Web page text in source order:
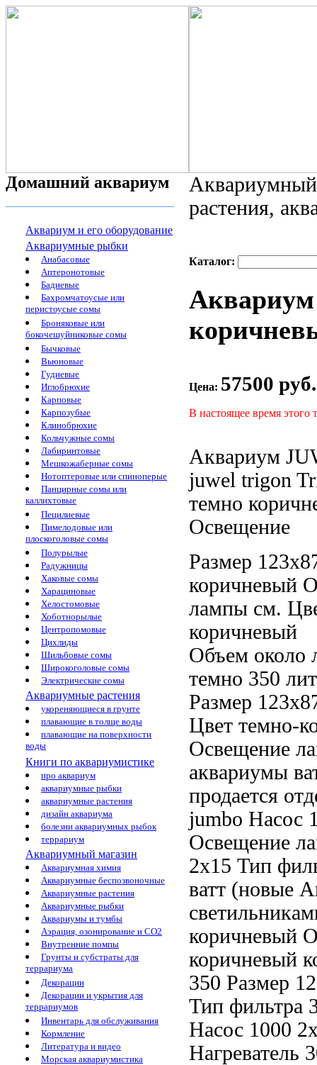
Домашний аквариум
Аквариум и его оборудование
Аквариумные рыбки
Анабасовые
Аптеронотовые
Бадиевые
Бахромчатоусые или
перистоусые сомы
Броняковые или
бокочешуйниковые сомы
Бычковые
Вьюновые
Гудиевые
Иглобрюхие
Карповые
Карпозубые
Клинобрюхие
Кольчужные сомы
Лабиринтовые
Мешкожаберные сомы
Нотоптеровые или спиноперые
Панцирные сомы или
каллихтовые
Пецилиевые
Пимелодовые или
плоскоголовые сомы
Полурылые
Радужницы
Хаковые сомы
Харациновые
Хелостомовые
Хоботнорылые
Центропомовые
Цихлиды
Шильбовые сомы
Широкоголовые сомы
Электрические сомы
Аквариумные растения
укореняющиеся в грунте
плавающие в толще воды
плавающие на поверхности
воды
Книги по аквариумистике
про аквариум
аквариумные рыбки
аквариумные растения
дизайн аквариума
болезни аквариумных рыбок
террариум
Аквариумный магазин
Аквариумная химия
Аквариумные беспозвоночные
Аквариумные растения
Аквариумные рыбки
Аквариумы и тумбы
Аэрация, озонирование и CO2
Внутренние помпы
Грунты и субстраты для
террариума
Декорации
Декорации и укрытия для
террариумов
Инвентарь для обслуживания
Кормление
Литература и видео
Морская аквариумистика
растения,
Каталог:
Аквариум
Цена: 57500 руб.
В настоящее время этого
Аквариум
juwel trigon
темно
Освещение
Размер
коричневый
лампы см.
коричневый
Объем около
темно 350
Размер
Цвет темно-
Освещение
аквариумы
продается
jumbo Насос
Освещение
2х15 Тип
ватт (новые
коричневый
коричневый
350 Размер
Тип фильтра
Насос 1000
Нагреватель